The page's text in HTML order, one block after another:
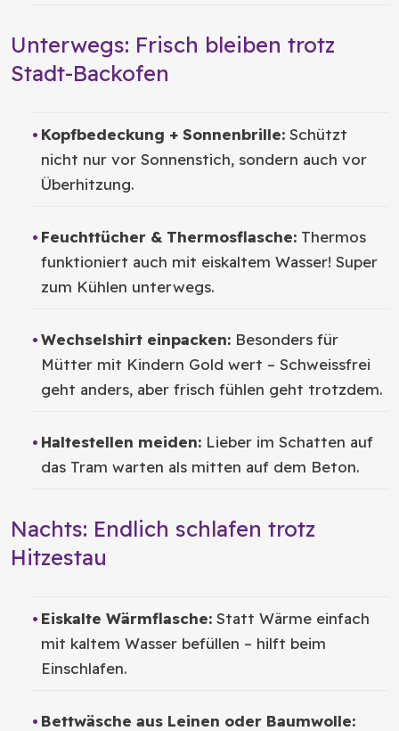
Unterwegs: Frisch bleiben trotz
Stadt-Backofen
Kopfbedeckung + Sonnenbrille:Schützt
nicht nur vor Sonnenstich, sondern auch vor
Überhitzung.
Feuchttücher & Thermosflasche:Thermos
funktioniert auch mit eiskaltem Wasser! Super
zum Kühlen unterwegs.
Wechselshirt einpacken:Besonders für
Mütter mit Kindern Gold wert – Schweissfrei
geht anders, aber frisch fühlen geht trotzdem.
Haltestellen meiden:Lieber im Schatten auf
das Tram warten als mitten auf dem Beton.
Nachts: Endlich schlafen trotz
Hitzestau
Eiskalte Wärmflasche:Statt Wärme einfach
mit kaltem Wasser befüllen – hilft beim
Einschlafen.
Bettwäsche aus Leinen oder Baumwolle: